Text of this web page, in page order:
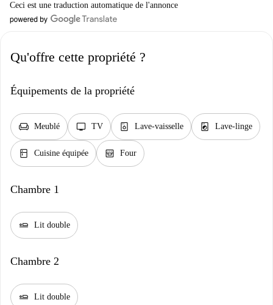
Ceci est une traduction automatique de l'annonce
Qu'offre cette propriété ?
Équipements de la propriété
chair Meublé tv TV dishwasher_gen Lave-vaisselle local_laundry_service Lave-linge
kitchen Cuisine équipée oven_gen Four
Chambre 1
airline_seat_flat Lit double
Chambre 2
airline_seat_flat Lit double